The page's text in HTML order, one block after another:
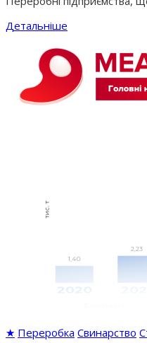
Детальніше
★ Переробка Свинарство